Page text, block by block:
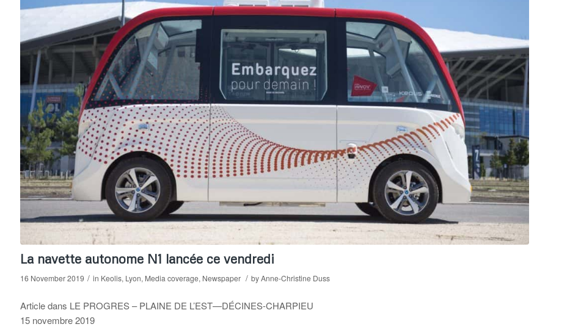
La navette autonome N1 lancée ce vendredi
16 November 2019 / in Keolis, Lyon, Media coverage, Newspaper / byAnne-Christine Duss
Article dans LE PROGRES – PLAINE DE L’EST—DÉCINES-CHARPIEU
15 novembre 2019